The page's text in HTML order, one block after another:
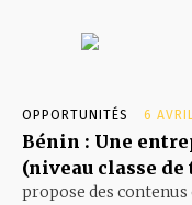
OPPORTUNITÉS 6
Bénin : Une
(niveau classe
propose des